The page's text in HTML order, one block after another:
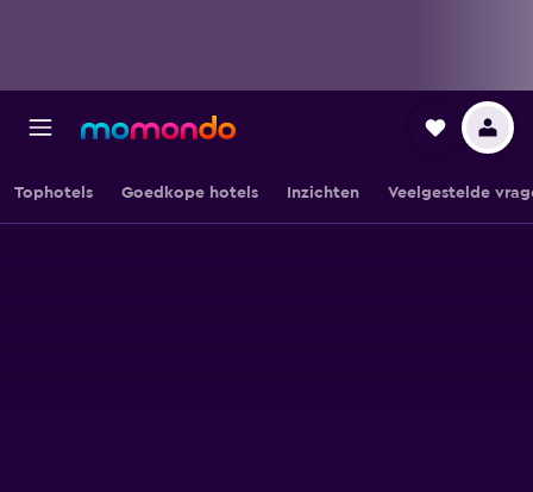
Tophotels Goedkope hotels Inzichten Veelgestelde